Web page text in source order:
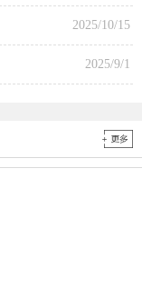
2026/1/27
2025/11/24
2025/10/15
2025/9/1